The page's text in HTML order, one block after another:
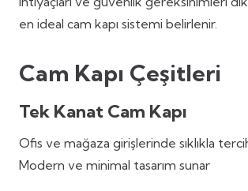
en ideal cam kapı sistemi belirlenir.
Cam Kapı Çeşitleri
Tek Kanat Cam Kapı
Ofis ve mağaza girişlerinde sıklıkla
Modern ve minimal tasarım sunar